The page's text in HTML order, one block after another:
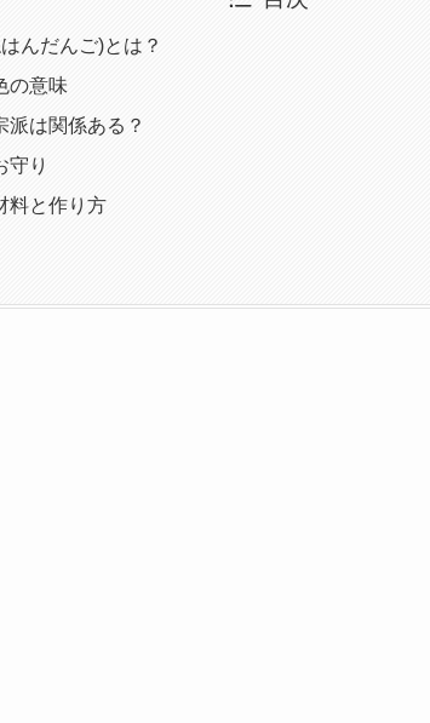
んだんご)とは？
の意味
派は関係ある？
守り
料と作り方